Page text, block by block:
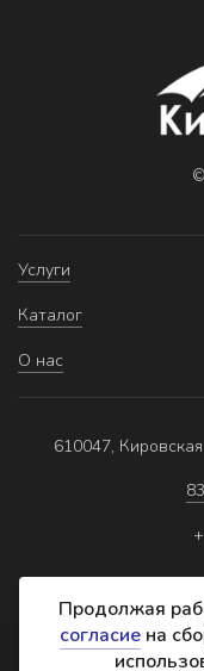
Услуги
Каталог
О нас
610047,
Политика
Продолжая
согласие на